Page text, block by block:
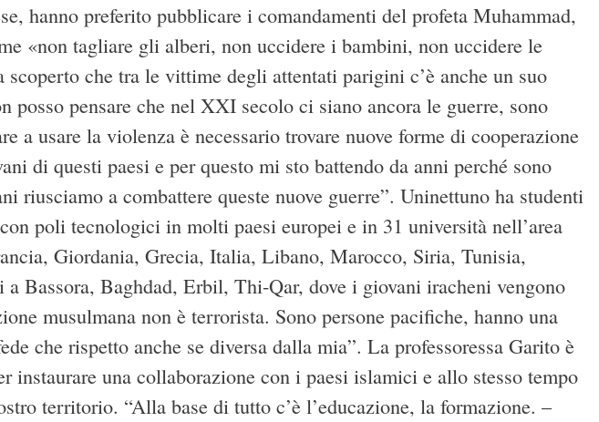
hanno preferito pubblicare i comandamenti del profeta Muhammad,
«non tagliare gli alberi, non uccidere i bambini, non uccidere le
che tra le vittime degli attentati parigini c’è anche un suo
posso pensare che nel XXI secolo ci siano ancora le guerre, sono
a usare la violenza è necessario trovare nuove forme di cooperazione
di questi paesi e per questo mi sto battendo da anni perché sono
riusciamo a combattere queste nuove guerre”. Uninettuno ha studenti
poli tecnologici in molti paesi europei e in 31 università nell’area
Giordania, Grecia, Italia, Libano, Marocco, Siria, Tunisia,
Bassora, Baghdad, Erbil, Thi-Qar, dove i giovani iracheni vengono
musulmana non è terrorista. Sono persone pacifiche, hanno una
che rispetto anche se diversa dalla mia”. La professoressa Garito è
instaurare una collaborazione con i paesi islamici e allo stesso tempo
territorio. “Alla base di tutto c’è l’educazione, la formazione. –